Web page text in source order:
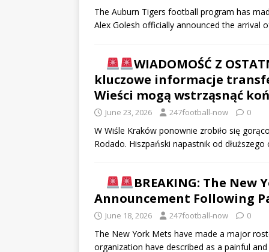
The Auburn Tigers football program has
Alex Golesh officially announced the arrival
WIADOMOŚĆ Z
kluczowe informacje
Wieści mogą wstrząsnąć
June 23, 2026 247football-now 0
W Wiśle Kraków ponownie zrobiło się
Rodado. Hiszpański napastnik od
BREAKING: The
Announcement Following
June 18, 2026 247football-now 0
The New York Mets have made a major
organization have described as a painful and